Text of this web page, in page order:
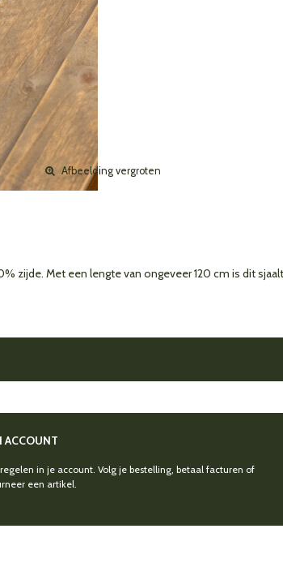
Afbeelding vergroten
zijde. Met een lengte van ongeveer 120 cm is dit
ACCOUNT
in je account. Volg je bestelling, betaal facturen of
een artikel.